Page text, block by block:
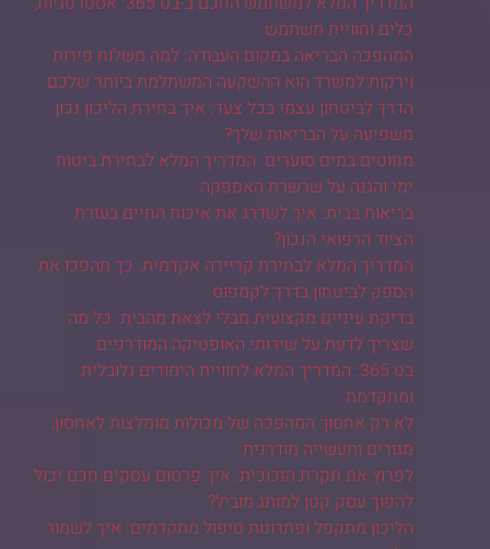
כלים וחוויית משתמש
המהפכה הבריאה במקום העבודה: למה משלוח פירות
וירקות למשרד הוא ההשקעה המשתלמת ביותר שלכם
הדרך לביטחון עצמי בכל צעד: איך בחירת הליכון נכון
משפיעה על הבריאות שלך?
מנווטים במים סוערים: המדריך המלא לבחירת ביטוח
ימי והגנה על שרשרת האספקה
בריאות בבית: איך לשדרג את איכות החיים בעזרת
הציוד הרפואי הנכון?
המדריך המלא לבחירת קריירה אקדמית: כך תהפכו את
הספק לביטחון בדרך לקמפוס
בדיקת עיניים מקצועית מבלי לצאת מהבית: כל מה
שצריך לדעת על שירותי האופטיקה המודרניים
בט 365: המדריך המלא לחוויית הימורים גלובלית
ומתקדמת
לא רק אחסון: המהפכה של מכולות מומלצות לאחסון,
מגורים ותעשייה מודרנית
לפרוץ את תקרת הזכוכית: איך פרסום עסקים חכם יכול
להפוך עסק קטן למותג מוביל?
הליכון מתקפל ופתרונות טיפול מתקדמים: איך לשמור